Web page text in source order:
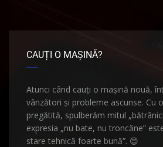
CAUȚI O MAȘINĂ?
Atunci când cauți o mașină nouă,
vânzători și probleme ascunse. Cu
pregătită, spulberăm mitul
expresia „nu bate, nu troncăne”
stare tehnică foarte bună”. 😊